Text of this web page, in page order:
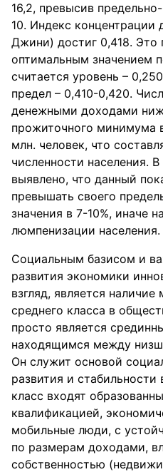
16,2, превысив
10. Индекс концентрации
Джини) достиг 0,418. Это
оптимальным значением
считается уровень –
предел – 0,410-0,420.
денежными доходами
прожиточного минимума
млн. человек, что
численности населения.
выявлено, что данный
превышать своего
значения в 7-10%, иначе
люмпенизации населения.
Социальным базисом и
развития экономики
взгляд, является наличие
среднего класса в
просто является
находящимся между
Он служит основой
развития и
класс входят
квалификацией,
мобильные люди, с
по размерам доходами,
собственностью